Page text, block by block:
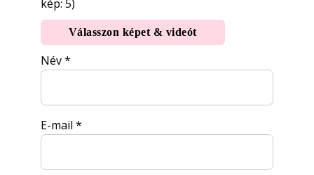
kép: 5)
Válasszon képet & videót
Név*
E-mail *